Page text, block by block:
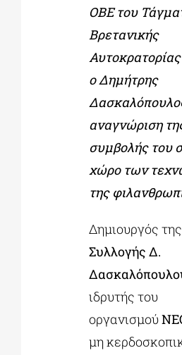
ΕΚΠΑΙΔΕΥΤΙΚΑ ΙΔΡΥΜΑΤΑ
ΟΒΕ του
Βρετανικής
ο Δημήτρης
αναγνώριση
συμβολής του
χώρο των
της
Δημιουργός της
Συλλογής Δ.
ιδρυτής του
οργανισμού
μη